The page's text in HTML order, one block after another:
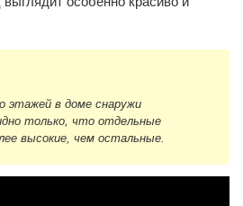
этажей в доме снаружи
только, что отдельные
высокие, чем остальные.